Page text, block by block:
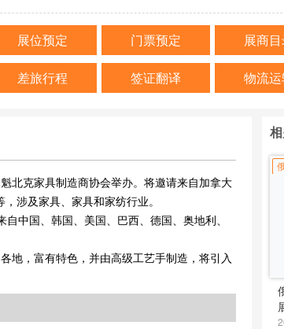
展位预定 门票预定 展商
差旅行程 签证翻译 物流
北克家具制造商协会举办。将邀请来自加拿大
涉及家具、家具和家纺行业。
中国、韩国、美国、巴西、德国、奥地利、
地，富有特色，并由高级工艺手制造，将引入